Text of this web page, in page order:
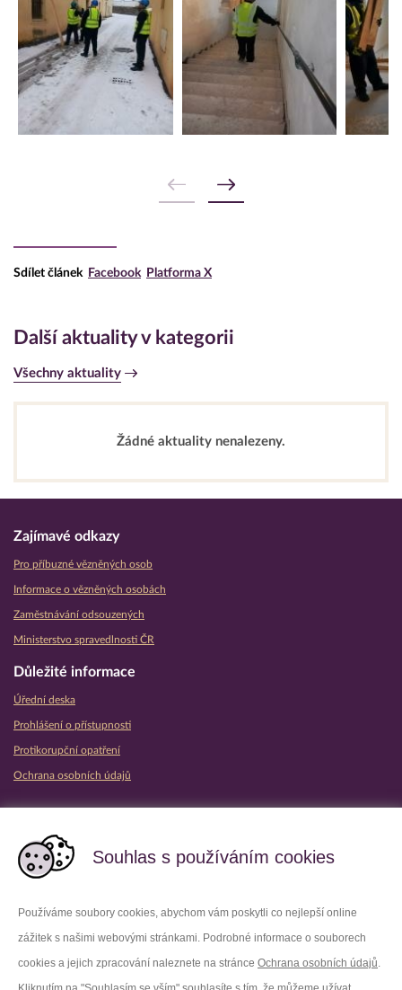
Souhlas s používáním cookies
Používáme soubory cookies, abychom vám poskytli co nejlepší online
zážitek s našimi webovými stránkami. Podrobné informace o souborech
cookies a jejich zpracování naleznete na stránce Ochrana osobních údajů.
Sdílet článek Facebook Platforma X
Další aktuality v kategorii
Všechny aktuality
Žádné aktuality nenalezeny.
Zajímavé odkazy
Pro příbuzné vězněných osob
Informace o vězněných osobách
Zaměstnávání odsouzených
Ministerstvo spravedlnosti ČR
Důležité informace
Úřední deska
Prohlášení o přístupnosti
Protikorupční opatření
Ochrana osobních údajů